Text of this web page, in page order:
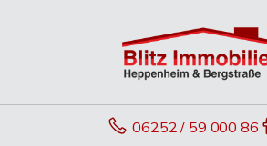
06252 / 59 000 86